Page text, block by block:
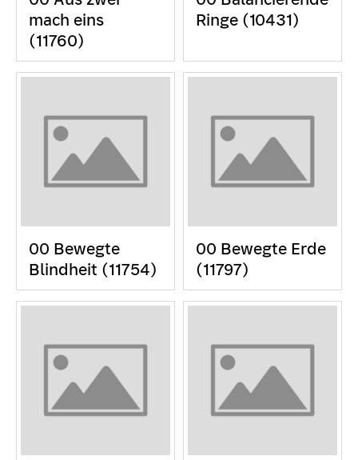
mach eins
(11760)
Ringe (10431)
00 Bewegte
Blindheit (11754)
00 Bewegte Erde
(11797)